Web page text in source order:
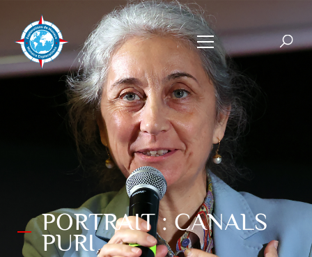
PORTRAIT : CANALS
PURI